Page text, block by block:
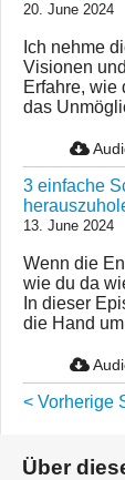
20. June 2024
Ich nehme
Visionen
Erfahre, wie
das
3 einfache
13. June 2024
Wenn die
wie du da
In dieser
die Hand
< Vorherige
Über